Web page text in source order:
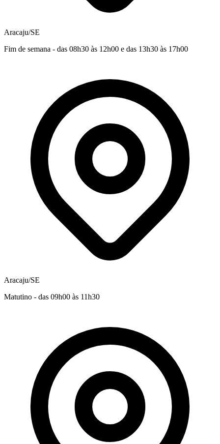
Aracaju/SE
Fim de semana - das 08h30 às 12h00 e das 13h30 às 17h00
Aracaju/SE
Matutino - das 09h00 às 11h30